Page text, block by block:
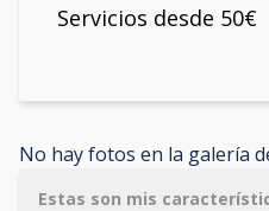
Servicios desde 50€
No hay fotos en la galería
Estas son mis